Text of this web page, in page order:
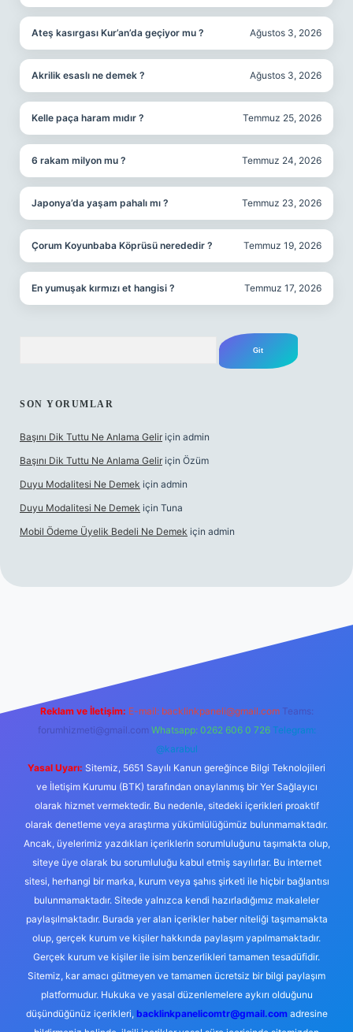
Ateş kasırgası Kur’an’da geçiyor mu ? Ağustos 3, 2026
Akrilik esaslı ne demek ? Ağustos 3, 2026
Kelle paça haram mıdır ? Temmuz 25, 2026
6 rakam milyon mu ? Temmuz 24, 2026
Japonya’da yaşam pahalı mı ? Temmuz 23, 2026
Çorum Koyunbaba Köprüsü nerededir ? Temmuz 19, 2026
En yumuşak kırmızı et hangisi ? Temmuz 17, 2026
SON YORUMLAR
Başını Dik Tuttu Ne Anlama Gelir için admin
Başını Dik Tuttu Ne Anlama Gelir için Özüm
Duyu Modalitesi Ne Demek için admin
Duyu Modalitesi Ne Demek için Tuna
Mobil Ödeme Üyelik Bedeli Ne Demek için admin
Reklam ve İletişim: E-mail: backlinkpaneli@gmail.com Teams:
forumhizmeti@gmail.com Whatsapp: 0262 606 0 726 Telegram:
@karabul
Yasal Uyarı: Sitemiz, 5651 Sayılı Kanun gereğince Bilgi Teknolojileri
ve İletişim Kurumu (BTK) tarafından onaylanmış bir Yer Sağlayıcı
olarak hizmet vermektedir. Bu nedenle, sitedeki içerikleri proaktif
olarak denetleme veya araştırma yükümlülüğümüz bulunmamaktadır.
Ancak, üyelerimiz yazdıkları içeriklerin sorumluluğunu taşımakta olup,
siteye üye olarak bu sorumluluğu kabul etmiş sayılırlar. Bu internet
sitesi, herhangi bir marka, kurum veya şahıs şirketi ile hiçbir bağlantısı
bulunmamaktadır. Sitede yalnızca kendi hazırladığımız makaleler
paylaşılmaktadır. Burada yer alan içerikler haber niteliği taşımamakta
olup, gerçek kurum ve kişiler hakkında paylaşım yapılmamaktadır.
Gerçek kurum ve kişiler ile isim benzerlikleri tamamen tesadüfidir.
Sitemiz, kar amacı gütmeyen ve tamamen ücretsiz bir bilgi paylaşım
platformudur. Hukuka ve yasal düzenlemelere aykırı olduğunu
düşündüğünüz içerikleri, backlinkpanelicomtr@gmail.comadresine